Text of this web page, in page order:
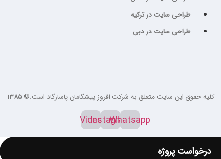
طراحی سایت در ترکیه
طراحی سایت در دبی
حقوق این سایت متعلق به شرکت افروز پیشگامان پاسارگاد است.©۱۳۸۵
Whatsapp
Instagram
Video
درخواست پروژه